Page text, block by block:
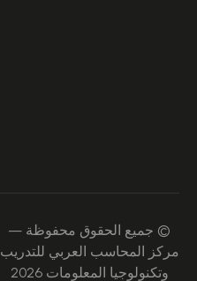
© جميع الحقوق محفوظة —
مركز المحاسب العربي للتدريب
وتكنولوجيا المعلومات 2026